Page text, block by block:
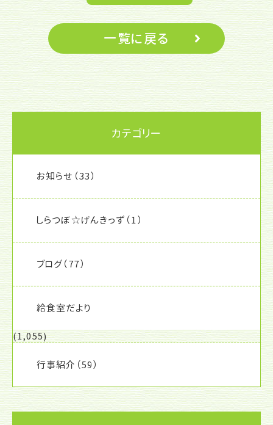
一覧に戻る
カテゴリー
お知らせ （33）
しらつぼ☆げんきっず （1）
ブログ（77）
給食室だより
(1,055)
行事紹介 （59）